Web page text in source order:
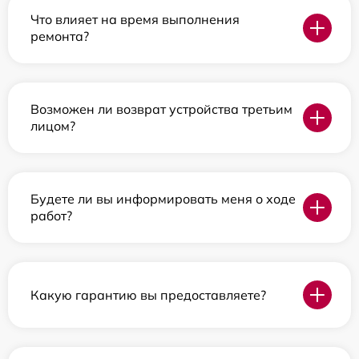
Что влияет на время выполнения
ремонта?
Возможен ли возврат устройства третьим
лицом?
Будете ли вы информировать меня о ходе
работ?
Какую гарантию вы предоставляете?